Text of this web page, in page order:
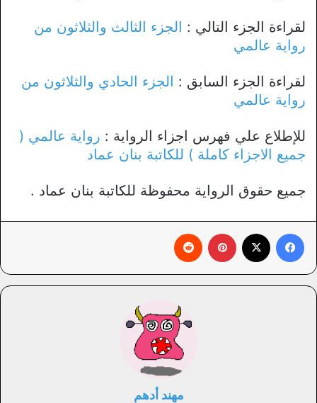
لقراءة الجزء التالي : الجزء الثالث والثلاثون من
رواية عالمي
لقراءة الجزء السابق : الجزء الحادي والثلاثون من
رواية عالمي
للإطلاع علي فهرس اجزاء الرواية : رواية عالمي (
جميع الاجزاء كاملة ) للكاتبة بنان عماد
جميع حقوق الرواية محفوظة للكاتبة بنان عماد .
مهند أدهم